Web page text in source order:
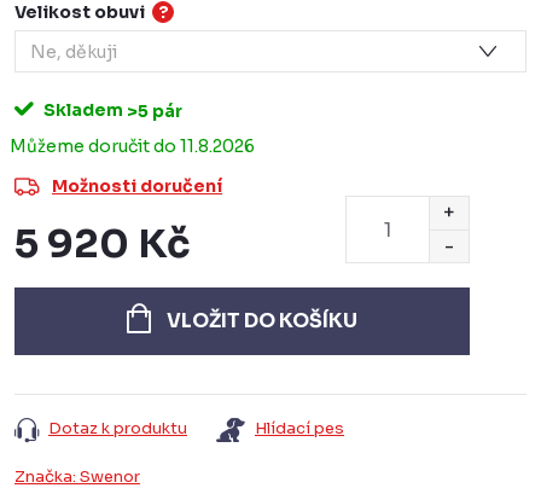
Velikost obuvi ?
Skladem >5 pár
11.8.2026
Možnosti doručení
5 920 Kč
cena:
VLOŽIT DO KOŠÍKU
Dotaz k produktu Hlídací pes
Značka: Swenor